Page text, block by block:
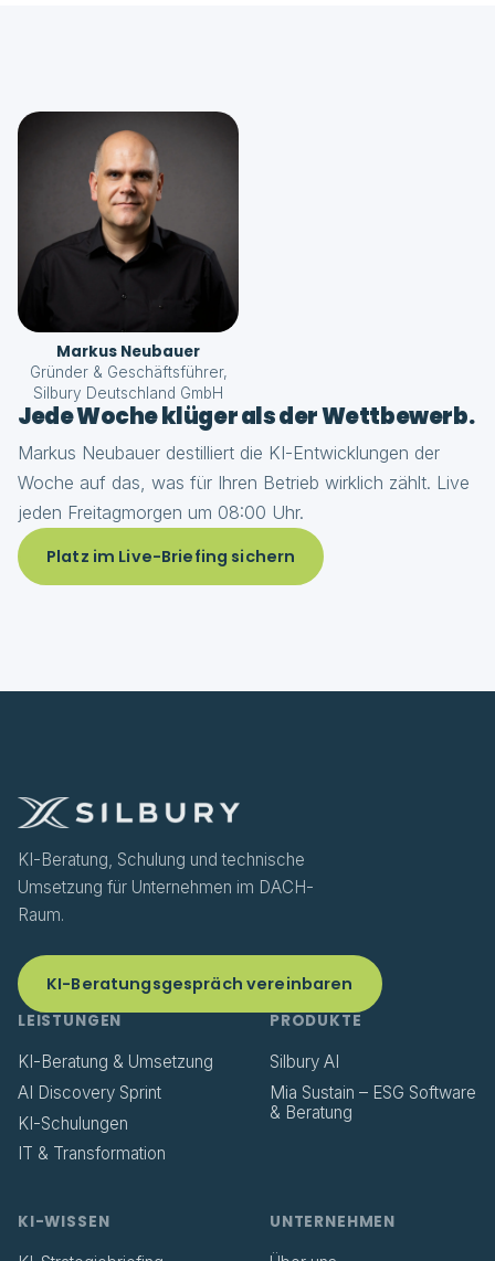
Markus Neubauer
Gründer & Geschäftsführer,
Silbury Deutschland GmbH
Jede Woche klüger als der Wettbewerb.
Markus Neubauer destilliert die KI-Entwicklungen der
Woche auf das, was für Ihren Betrieb wirklich zählt. Live
jeden Freitagmorgen um 08:00 Uhr.
Platz im Live-Briefing sichern
KI-Beratung, Schulung und technische
Umsetzung für Unternehmen im DACH-
Raum.
KI-Beratungsgespräch vereinbaren
LEISTUNGEN
KI-Beratung & Umsetzung
AI Discovery Sprint
KI-Schulungen
IT & Transformation
PRODUKTE
Silbury AI
Mia Sustain – ESG Software
& Beratung
KI-WISSEN
UNTERNEHMEN